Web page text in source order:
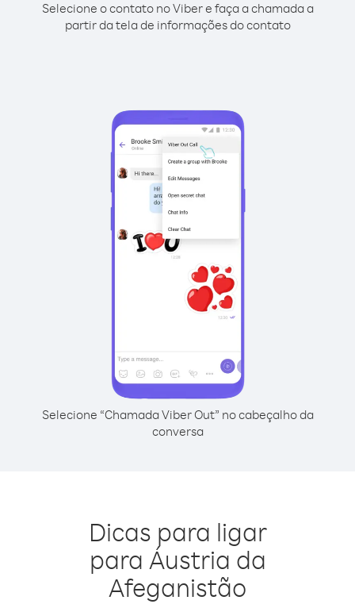
Selecione o contato no Viber e faça a chamada a
partir da tela de informações do contato
Selecione “Chamada Viber Out” no cabeçalho da
conversa
Dicas para ligar
para Áustria da
Afeganistão